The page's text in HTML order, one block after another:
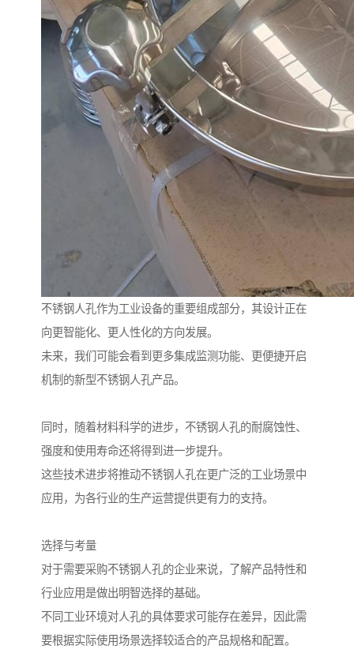
不锈钢人孔作为工业设备的重要组成部分，其设计正在
向更智能化、更人性化的方向发展。
未来，我们可能会看到更多集成监测功能、更便捷开启
机制的新型不锈钢人孔产品。
同时，随着材料科学的进步，不锈钢人孔的耐腐蚀性、
强度和使用寿命还将得到进一步提升。
这些技术进步将推动不锈钢人孔在更广泛的工业场景中
应用，为各行业的生产运营提供更有力的支持。
选择与考量
对于需要采购不锈钢人孔的企业来说，了解产品特性和
行业应用是做出明智选择的基础。
不同工业环境对人孔的具体要求可能存在差异，因此需
要根据实际使用场景选择较适合的产品规格和配置。